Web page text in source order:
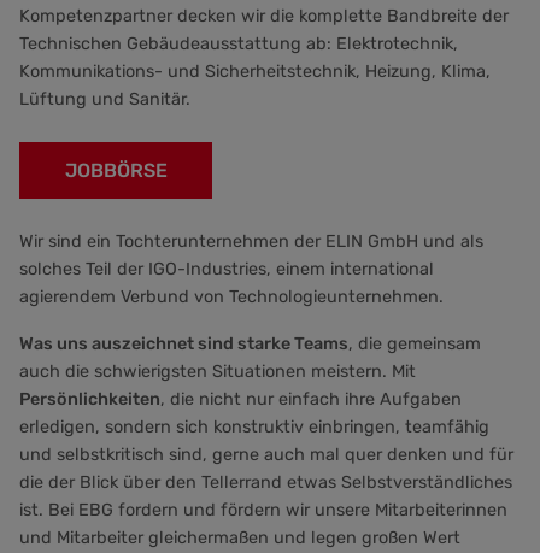
Kompetenzpartner decken wir die komplette Bandbreite der
Technischen Gebäudeausstattung ab: Elektrotechnik,
Kommunikations- und Sicherheitstechnik, Heizung, Klima,
Lüftung und Sanitär.
JOBBÖRSE
Wir sind ein Tochterunternehmen der ELIN GmbH und als
solches Teil der IGO-Industries, einem international
agierendem Verbund von Technologieunternehmen.
Was uns auszeichnet sind starke Teams, die gemeinsam
auch die schwierigsten Situationen meistern. Mit
Persönlichkeiten, die nicht nur einfach ihre Aufgaben
erledigen, sondern sich konstruktiv einbringen, teamfähig
und selbstkritisch sind, gerne auch mal quer denken und für
die der Blick über den Tellerrand etwas Selbstverständliches
ist. Bei EBG fordern und fördern wir unsere Mitarbeiterinnen
und Mitarbeiter gleichermaßen und legen großen Wert